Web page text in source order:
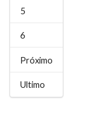
5
6
Próximo
Ultimo